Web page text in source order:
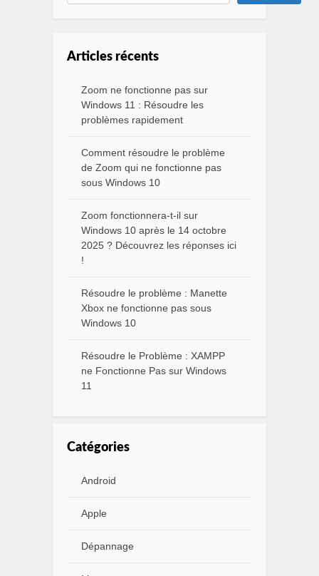
Articles récents
Zoom ne fonctionne pas sur
Windows 11 : Résoudre les
problèmes rapidement
Comment résoudre le problème
de Zoom qui ne fonctionne pas
sous Windows 10
Zoom fonctionnera-t-il sur
Windows 10 après le 14 octobre
2025 ? Découvrez les réponses ici
!
Résoudre le problème : Manette
Xbox ne fonctionne pas sous
Windows 10
Résoudre le Problème : XAMPP
ne Fonctionne Pas sur Windows
11
Catégories
Android
Apple
Dépannage